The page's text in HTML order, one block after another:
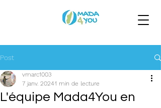
Post
L'équipe Mada4You en
vmarc1003
7 janv. 20241 min de lecture